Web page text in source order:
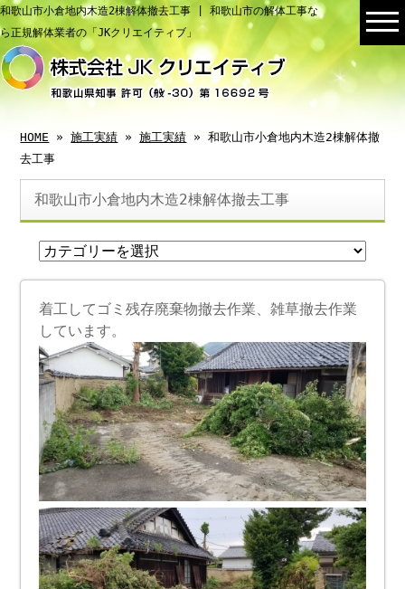
和歌山市小倉地内木造2棟解体撤去工事 | 和歌山市の解体工事な
ら正規解体業者の「JKクリエイティブ」
HOME »施工実績 »施工実績 » 和歌山市小倉地内木造2棟解体撤
去工事
和歌山市小倉地内木造2棟解体撤去工事
着工してゴミ残存廃棄物撤去作業、雑草撤去作業
しています。